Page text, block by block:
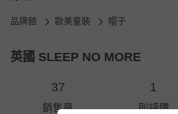
品牌館 歐美童裝 帽子
英國 SLEEP NO MORE
37
銷售量
1
則評價